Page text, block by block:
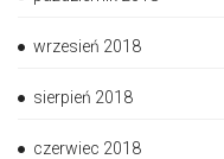
wrzesień 2018
sierpień 2018
czerwiec 2018